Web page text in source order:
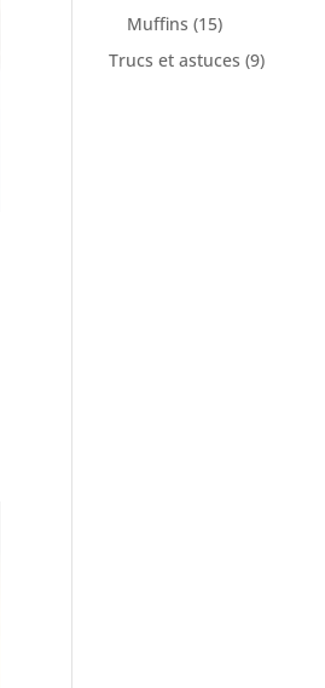
Muffins (15)
Trucs et astuces (9)